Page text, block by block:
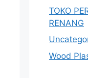
TOKO
RENANG
Wood